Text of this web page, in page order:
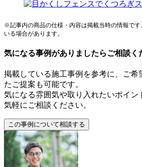
※記事内の商品の仕様・内容は掲載当時の情報で
いる場合があります。
気になる事例がありましたらご相談く
掲載している施工事例を参考に、ご希
たご提案も可能です。
気になる雰囲気や取り入れたいポイン
気軽にご相談ください。